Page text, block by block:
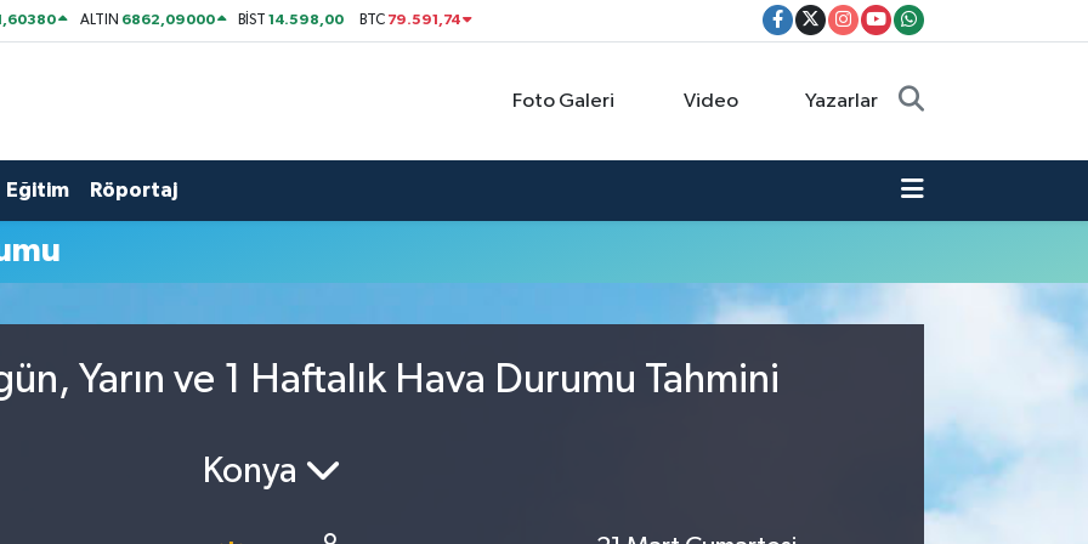
ALTIN 6862,09000 BİST14.598,00 BTC 79.591,74
Foto Galeri Video Yazarlar
Eğitim Röportaj
Yarın ve 1 Haftalık Hava Durumu Tahmini
Konya